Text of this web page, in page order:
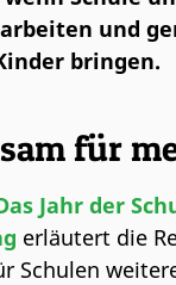
und
bringen.
für
Jahr der
erläutert die
Schulen